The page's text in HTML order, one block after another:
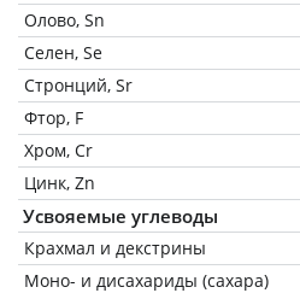
Олово, Sn
Селен, Se
Стронций, Sr
Фтор, F
Хром, Cr
Цинк, Zn
Усвояемые углеводы
Крахмал и декстрины
Моно- и дисахариды (сахара)